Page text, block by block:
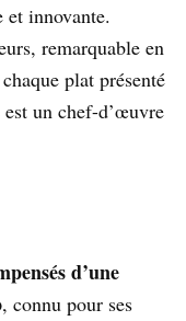
et innovante.
remarquable en
plat présenté
un chef-d’œuvre
d’une
, connu pour ses